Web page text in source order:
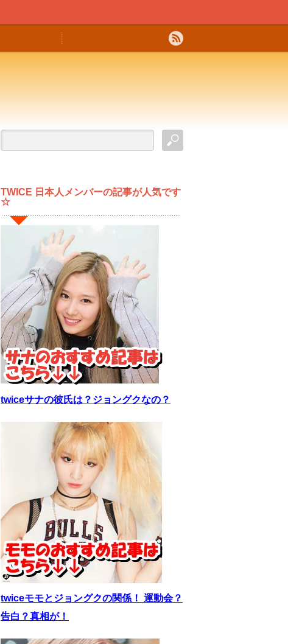
TWICE 日本人メンバーの記事が人気です
☆
twiceサナの彼氏は？ジョングクなの？
twiceモモとジョングクの関係！ 運動会？
告白？真相が！